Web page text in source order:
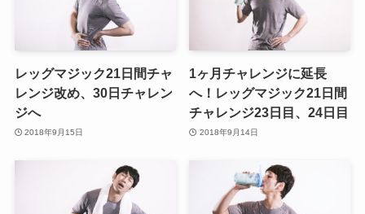
レッグマジック21日間チャ
レンジ改め、30日チャレン
ジへ
2018年9月15日
1ヶ月チャレンジに延長
へ！レッグマジック21日間
チャレンジ23日目、24日目
2018年9月14日